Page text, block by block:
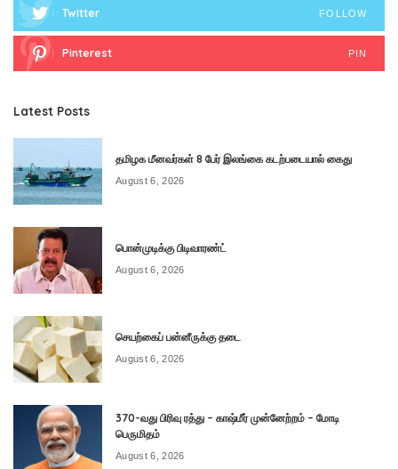
Twitter FOLLOW
Pinterest PIN
Latest Posts
தமிழக மீனவர்கள் 8 பேர் இலங்கை கடற்படையால் கைது
August 6, 2026
பொன்முடிக்கு பிடிவாரண்ட்
August 6, 2026
செயற்கைப் பன்னீருக்கு தடை
August 6, 2026
370-வது பிரிவு ரத்து – காஷ்மீர் முன்னேற்றம் – மோடி
பெருமிதம்
August 6, 2026